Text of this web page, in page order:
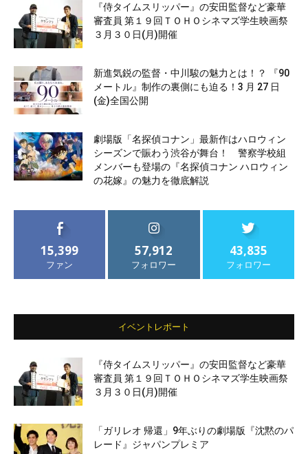
『侍タイムスリッパー』の安田監督など豪華
審査員 第１９回ＴＯＨＯシネマズ学生映画祭
３月３０日(月)開催
新進気鋭の監督・中川駿の魅力とは！？ 『90
メートル』制作の裏側にも迫る！3 月 27 日
(金)全国公開
劇場版「名探偵コナン」最新作はハロウィン
シーズンで賑わう渋谷が舞台！ 警察学校組
メンバーも登場の『名探偵コナン ハロウィン
の花嫁』の魅力を徹底解説
15,399
ファン
57,912
フォロワー
43,835
フォロワー
イベントレポート
『侍タイムスリッパー』の安田監督など豪華
審査員 第１９回ＴＯＨＯシネマズ学生映画祭
３月３０日(月)開催
「ガリレオ 帰還」9年ぶりの劇場版『沈黙のパ
レード』ジャパンプレミア